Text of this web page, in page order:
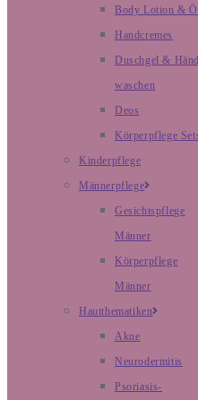
Body Lotion &
Handcremes
Duschgel &
waschen
Deos
Körperpflege
Kinderpflege
Männerpflege
Gesichtspflege
Männer
Körperpflege
Männer
Hautthematiken
Akne
Neurodermitis
Psoriasis-